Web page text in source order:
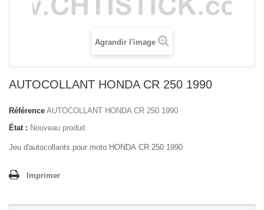
Agrandir l'image
AUTOCOLLANT HONDA CR 250 1990
Référence AUTOCOLLANT HONDA CR 250 1990
État : Nouveau produit
Jeu d'autocollants pour moto HONDA CR 250 1990
Imprimer